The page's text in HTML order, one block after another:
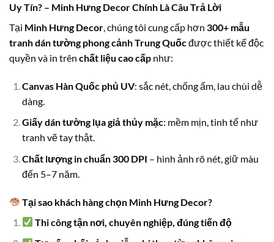
Uy Tín? – Minh Hưng Decor Chính Là Câu Trả Lời
Tại Minh Hưng Decor, chúng tôi cung cấp hơn 300+ mẫu
tranh dán tường phong cảnh Trung Quốcđược thiết kế độc
quyền và in trên chất liệu cao cấp như:
Canvas Hàn Quốc phủ UV: sắc nét, chống ẩm, lau chùi dễ
dàng.
Giấy dán tường lụa giả thủy mặc: mềm mịn, tinh tế như
tranh vẽ tay thật.
Chất lượng in chuẩn 300 DPI – hình ảnh rõ nét, giữ màu
đến 5–7 năm.
Tại sao khách hàng chọn Minh Hưng Decor?
Thi công tận nơi, chuyên nghiệp, đúng tiến độ